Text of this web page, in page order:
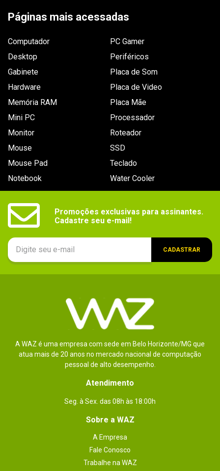
Páginas mais acessadas
Computador
Desktop
Gabinete
Hardware
Memória RAM
Mini PC
Monitor
Mouse
Mouse Pad
Notebook
PC Gamer
Periféricos
Placa de Som
Placa de Video
Placa Mãe
Processador
Roteador
SSD
Teclado
Water Cooler
Promoções exclusivas para assinantes.
Cadastre seu e-mail!
CADASTRAR
A WAZ é uma empresa com sede em Belo Horizonte/MG que
atua mais de 20 anos no mercado nacional de computação
pessoal de alto desempenho.
Atendimento
Seg. à Sex. das 08h às 18:00h
Sobre a WAZ
A Empresa
Fale Conosco
Trabalhe na WAZ